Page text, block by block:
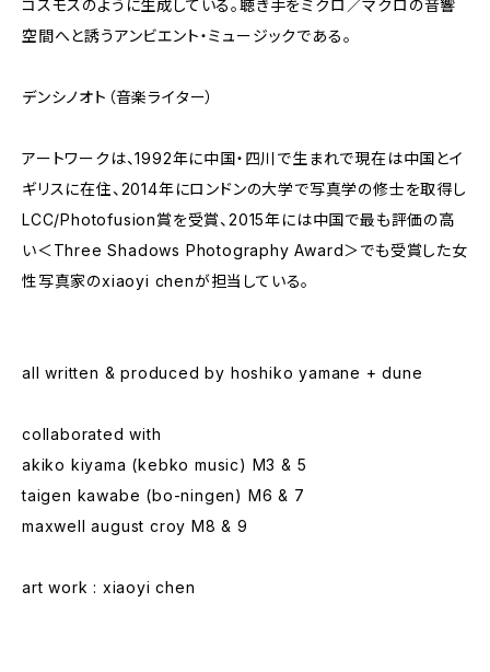
コスモスのように生成している。聴き手をミクロ／マクロの音響
空間へと誘うアンビエント・ミュージックである。
デンシノオト（音楽ライター）
アートワークは、1992年に中国・四川で生まれで現在は中国とイ
ギリスに在住、2014年にロンドンの大学で写真学の修士を取得し
LCC/Photofusion賞を受賞、2015年には中国で最も評価の高
い＜Three Shadows Photography Award＞でも受賞した女
性写真家のxiaoyi chenが担当している。
all written & produced by hoshiko yamane + dune
collaborated with
akiko kiyama (kebko music) M3 & 5
taigen kawabe (bo-ningen) M6 & 7
maxwell august croy M8 & 9
art work : xiaoyi chen